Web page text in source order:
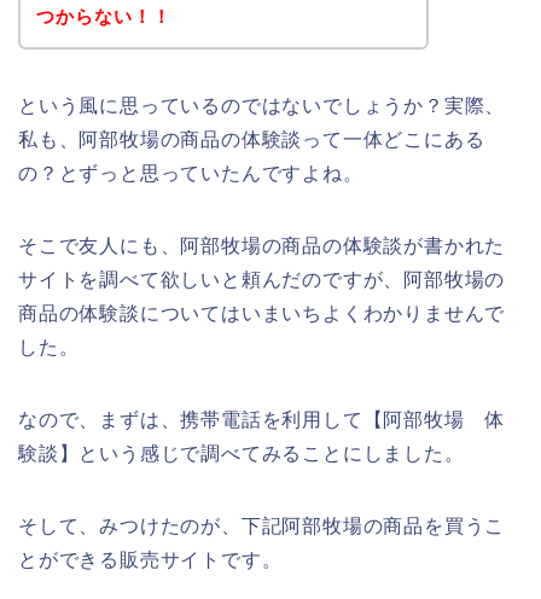
つからない！！
という風に思っているのではないでしょうか？実際、
私も、阿部牧場の商品の体験談って一体どこにある
の？とずっと思っていたんですよね。
そこで友人にも、阿部牧場の商品の体験談が書かれた
サイトを調べて欲しいと頼んだのですが、阿部牧場の
商品の体験談についてはいまいちよくわかりませんで
した。
なので、まずは、携帯電話を利用して【阿部牧場 体
験談】という感じで調べてみることにしました。
そして、みつけたのが、下記阿部牧場の商品を買うこ
とができる販売サイトです。